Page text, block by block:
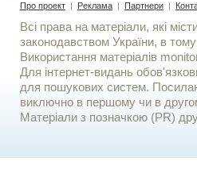
Про проект | Реклама | Партнери |
Всі права на матеріали, які
законодавством України, в
Використання матерiалiв
Для iнтернет-видань
для пошукових систем.
виключно в першому чи в
Матеріали з позначкою (PR)